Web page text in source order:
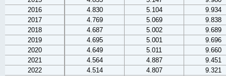
2016
4.830 5.104
9.934
2017
4.769 5.069
9.838
2018
4.687 5.002
9.689
2019
4.695 5.001
9.696
2020
4.649 5.011
9.660
2021
4.564 4.887
9.451
2022
4.514 4.807
9.321